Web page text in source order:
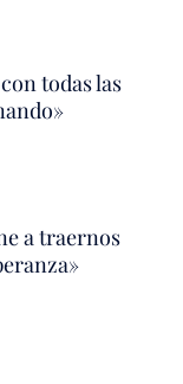
todas las
a traernos